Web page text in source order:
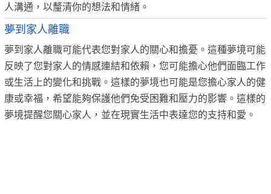
人溝通，以釐清你的想法和情緒。
夢到家人離職
夢到家人離職可能代表您對家人的關心和擔憂。這種夢境可能
反映了您對家人的情感連結和依賴，您可能擔心他們面臨工作
或生活上的變化和挑戰。這樣的夢境也可能是您擔心家人的健
康或幸福，希望能夠保護他們免受困難和壓力的影響。這樣的
夢境提醒您關心家人，並在現實生活中表達您的支持和愛。